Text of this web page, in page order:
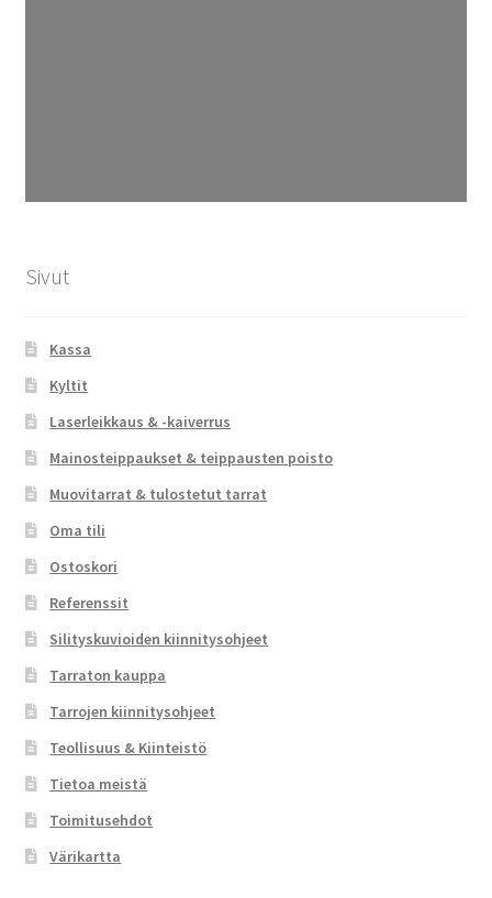
Sivut
Kassa
Kyltit
Laserleikkaus & -kaiverrus
Mainosteippaukset & teippausten poisto
Muovitarrat & tulostetut tarrat
Oma tili
Ostoskori
Referenssit
Silityskuvioiden kiinnitysohjeet
Tarraton kauppa
Tarrojen kiinnitysohjeet
Teollisuus & Kiinteistö
Tietoa meistä
Toimitusehdot
Värikartta